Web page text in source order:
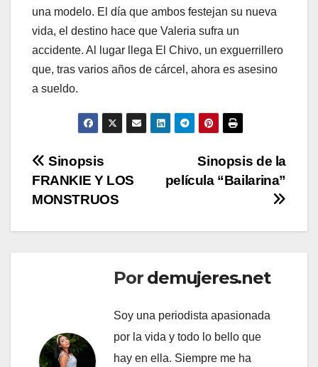
una modelo. El día que ambos festejan su nueva
vida, el destino hace que Valeria sufra un
accidente. Al lugar llega El Chivo, un exguerrillero
que, tras varios años de cárcel, ahora es asesino
a sueldo.
Navegación
de
entradas
Sinopsis de la
película “Bailarina”
Sinopsis
FRANKIE Y LOS
MONSTRUOS
Por demujeres.net
Soy una periodista apasionada
por la vida y todo lo bello que
hay en ella. Siempre me ha